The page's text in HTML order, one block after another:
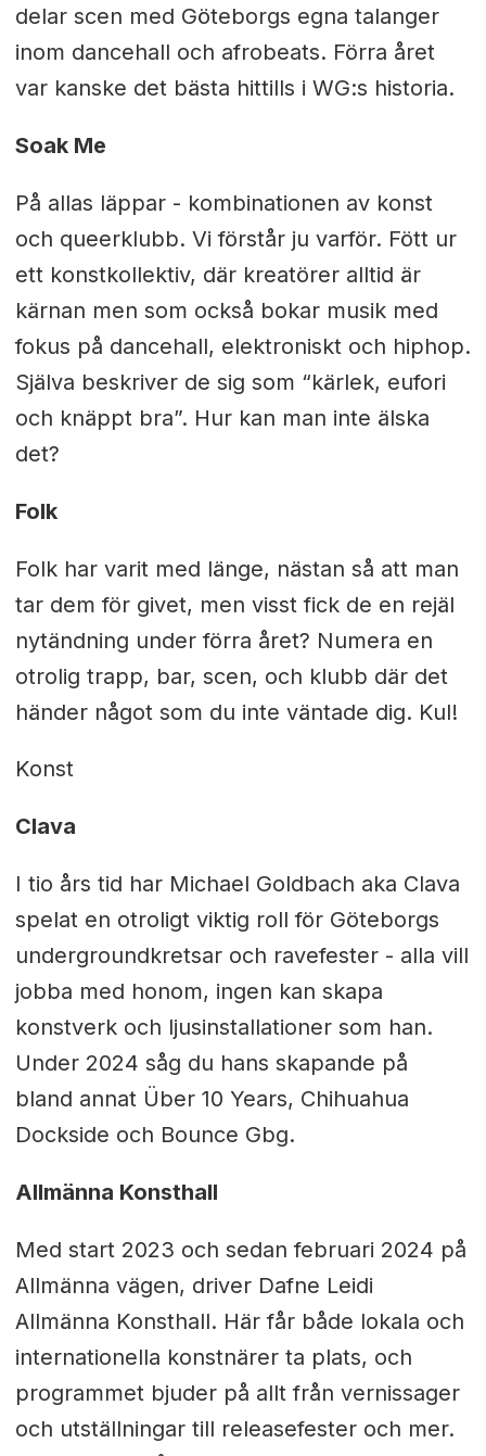
delar scen med Göteborgs egna talanger
inom dancehall och afrobeats. Förra året
var kanske det bästa hittills i WG:s historia.
Soak Me
På allas läppar - kombinationen av konst
och queerklubb. Vi förstår ju varför. Fött ur
ett konstkollektiv, där kreatörer alltid är
kärnan men som också bokar musik med
fokus på dancehall, elektroniskt och hiphop.
Själva beskriver de sig som “kärlek, eufori
och knäppt bra”. Hur kan man inte älska
det?
Folk
Folk har varit med länge, nästan så att man
tar dem för givet, men visst fick de en rejäl
nytändning under förra året? Numera en
otrolig trapp, bar, scen, och klubb där det
händer något som du inte väntade dig. Kul!
Konst
Clava
I tio års tid har Michael Goldbach aka Clava
spelat en otroligt viktig roll för Göteborgs
undergroundkretsar och ravefester - alla vill
jobba med honom, ingen kan skapa
konstverk och ljusinstallationer som han.
Under 2024 såg du hans skapande på
bland annat Über 10 Years, Chihuahua
Dockside och Bounce Gbg.
Allmänna Konsthall
Med start 2023 och sedan februari 2024 på
Allmänna vägen, driver Dafne Leidi
Allmänna Konsthall. Här får både lokala och
internationella konstnärer ta plats, och
programmet bjuder på allt från vernissager
och utställningar till releasefester och mer.